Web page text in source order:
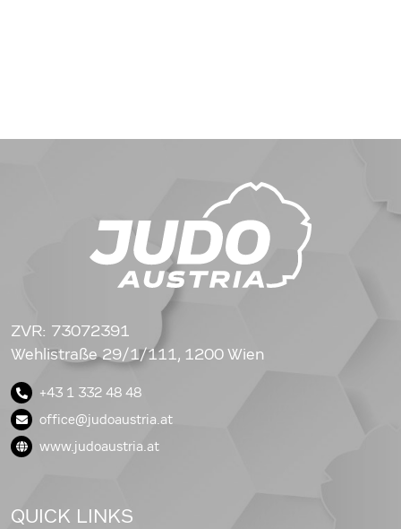
ZVR: 73072391
Wehlistraße 29/1/111, 1200 Wien
+43 1 332 48 48
office@judoaustria.at
www.judoaustria.at
QUICK LINKS